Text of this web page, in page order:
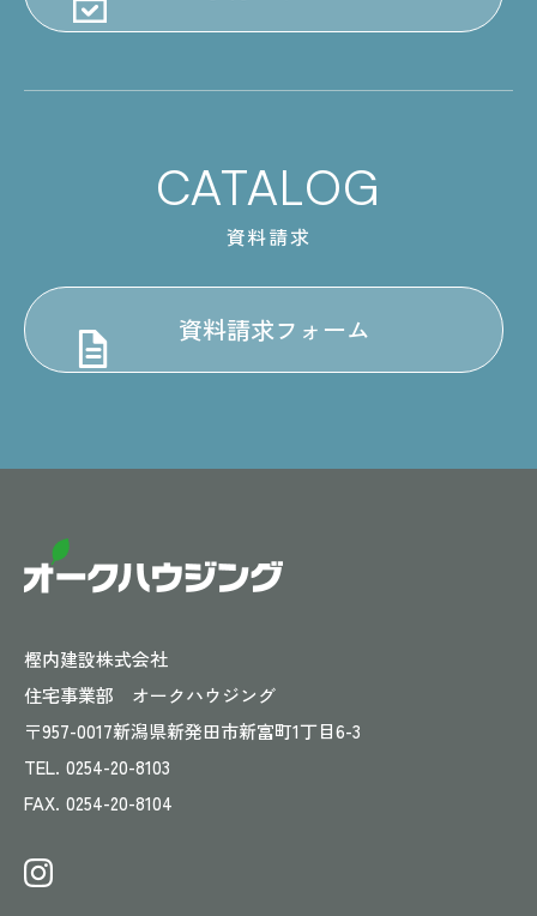
CATALOG
資料請求
資料請求フォーム
樫内建設株式会社
住宅事業部 オークハウジング
〒957-0017新潟県新発田市新富町1丁目6-3
TEL. 0254-20-8103
FAX. 0254-20-8104